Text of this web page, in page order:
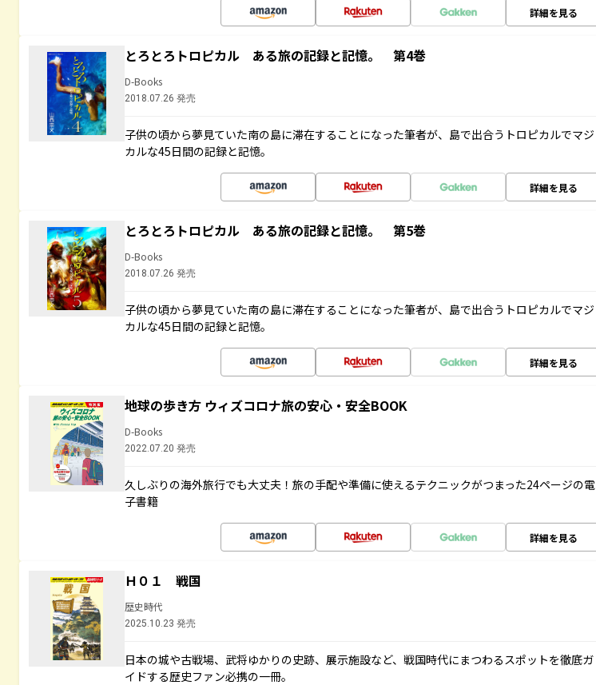
詳細を見る
とろとろトロピカル ある旅の記録と記憶。 第4巻
D-Books
2018.07.26 発売
子供の頃から夢見ていた南の島に滞在することになった筆者が、島で出合うトロピカルでマジ
カルな45日間の記録と記憶。
詳細を見る
とろとろトロピカル ある旅の記録と記憶。 第5巻
D-Books
2018.07.26 発売
子供の頃から夢見ていた南の島に滞在することになった筆者が、島で出合うトロピカルでマジ
カルな45日間の記録と記憶。
詳細を見る
地球の歩き方 ウィズコロナ旅の安心・安全BOOK
D-Books
2022.07.20 発売
久しぶりの海外旅行でも大丈夫！旅の手配や準備に使えるテクニックがつまった24ページの電
子書籍
詳細を見る
Ｈ０１ 戦国
歴史時代
2025.10.23 発売
日本の城や古戦場、武将ゆかりの史跡、展示施設など、戦国時代にまつわるスポットを徹底ガ
イドする歴史ファン必携の一冊。